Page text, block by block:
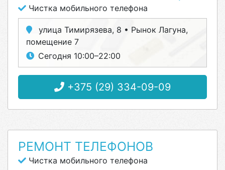
Чистка мобильного телефона
улица Тимирязева, 8 • Рынок Лагуна,
помещение 7
Сегодня 10:00–22:00
+375 (29) 334-09-09
РЕМОНТ ТЕЛЕФОНОВ
Чистка мобильного телефона